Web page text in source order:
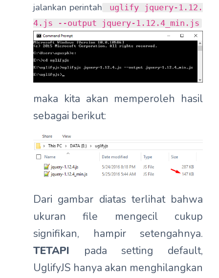
jalankan perintah
uglify jquery-1.12.
4.js --output jquery-1.12.4_min.js
maka kita akan memperoleh hasil
sebagai berikut:
Dari gambar diatas terlihat bahwa
ukuran file mengecil cukup
signifikan, hampir setengahnya.
TETAPI pada setting default,
UglifyJS hanya akan menghilangkan